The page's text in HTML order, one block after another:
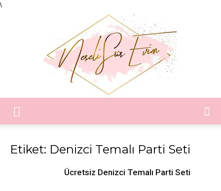
\
Etiket: Denizci Temalı Parti Seti
Ücretsiz Denizci Temalı Parti Seti